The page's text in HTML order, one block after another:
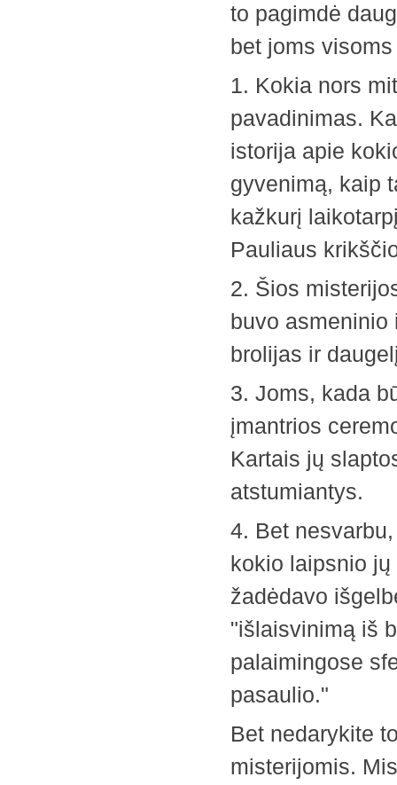
to pagimdė
bet joms
1. Kokia nors
pavadinimas.
istorija apie
gyvenimą, kaip
kažkurį
Pauliaus
2. Šios
buvo asmeninio
brolijas ir
3. Joms, kada
įmantrios
Kartais jų
atstumiantys.
4. Bet
kokio laipsnio
žadėdavo
"išlaisvinimą iš
palaimingose
pasaulio."
Bet nedarykite
misterijomis.